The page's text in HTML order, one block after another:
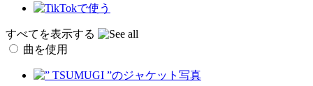
すべてを表示する
曲を使用